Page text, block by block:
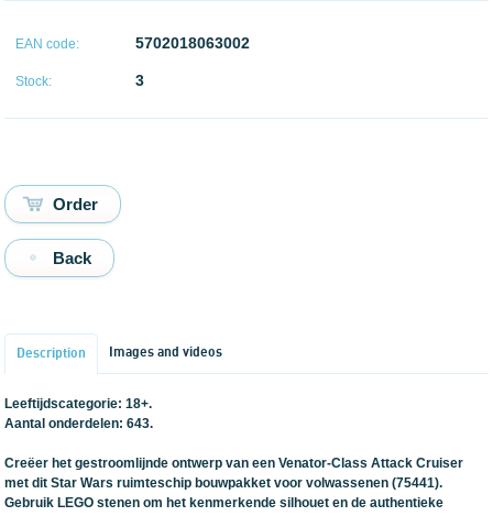
EAN code: 5702018063002
Stock: 3
Back
Description Images and videos
Leeftijdscategorie: 18+.
Aantal onderdelen: 643.
Creëer het gestroomlijnde ontwerp van een Venator-Class Attack Cruiser
met dit Star Wars ruimteschip bouwpakket voor volwassenen (75441).
Gebruik LEGO stenen om het kenmerkende silhouet en de authentieke